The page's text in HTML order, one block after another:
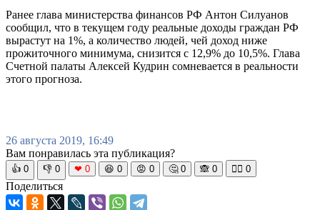
Ранее глава министерства финансов РФ Антон Силуанов
сообщил, что в текущем году реальные доходы граждан РФ
вырастут на 1%, а количество людей, чей доход ниже
прожиточного минимума, снизится с 12,9% до 10,5%. Глава
Счетной палаты Алексей Кудрин сомневается в реальности
этого прогноза.
26 августа 2019, 16:49
Вам понравилась эта публикация?
👍 0 👎 0 ❤ 0 😆 0 😡 0 🤔 0 🙈 0 🧘‍♀️ 0
Поделиться